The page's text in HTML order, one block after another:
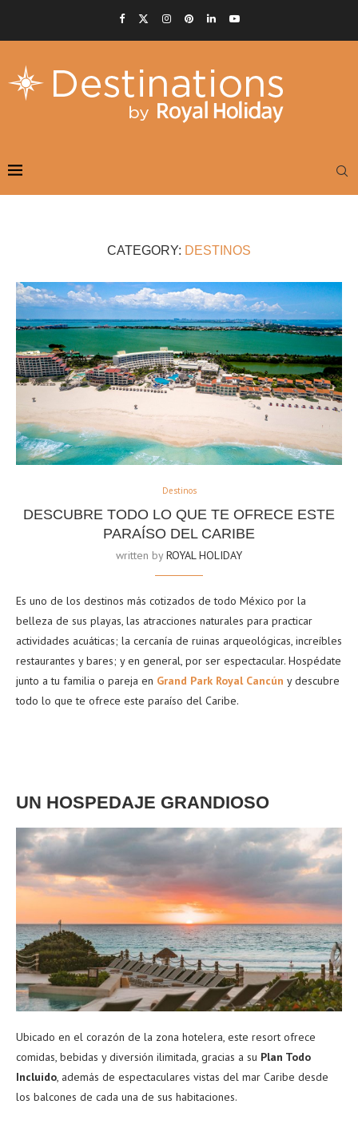
CATEGORY: DESTINOS
Destinos
DESCUBRE TODO LO QUE TE OFRECE ESTE
PARAÍSO DEL CARIBE
written byROYAL HOLIDAY
Es uno de los destinos más cotizados de todo México por la
belleza de sus playas, las atracciones naturales para practicar
actividades acuáticas; la cercanía de ruinas arqueológicas, increíbles
restaurantes y bares; y en general, por ser espectacular. Hospédate
junto a tu familia o pareja en Grand Park Royal Cancún y descubre
todo lo que te ofrece este paraíso del Caribe.
UN HOSPEDAJE GRANDIOSO
Ubicado en el corazón de la zona hotelera, este resort ofrece
comidas, bebidas y diversión ilimitada, gracias a su Plan Todo
Incluido, además de espectaculares vistas del mar Caribe desde
los balcones de cada una de sus habitaciones.